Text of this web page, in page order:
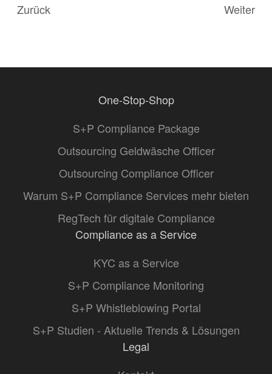
Zurück Weiter
One-Stop-Shop
S+P Compliance Package
Outsourcing Geldwäsche Officer
Outsourcing Compliance Officer
Warum S+P Compliance Services mehr bieten
RegTech für digitale Compliance
Compliance as a Service
KYC as a Service
S+P Compliance Monitoring
S+P Whistleblowing Portal
S+P Studien - Aktuelle Trends & Lösungen
Legal